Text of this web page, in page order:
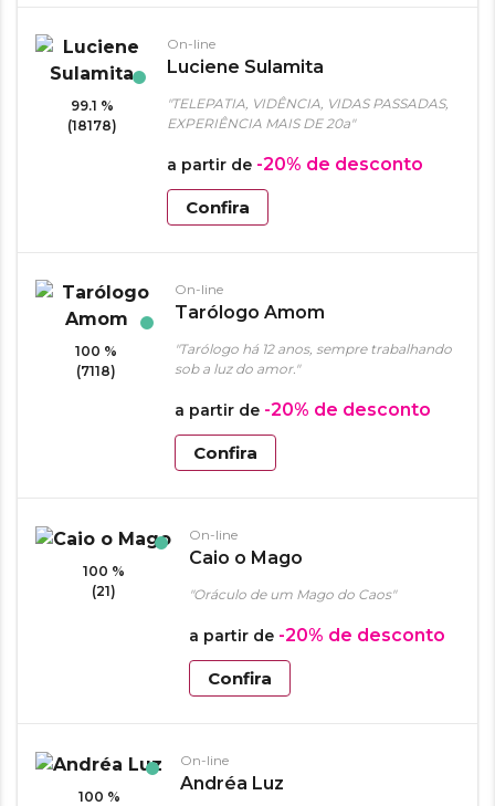
99.1 %
(18178)
On-line
Luciene Sulamita
"TELEPATIA, VIDÊNCIA, VIDAS PASSADAS,
EXPERIÊNCIA MAIS DE 20a"
a partir de -20% de desconto
Confira
100 %
(7118)
On-line
Tarólogo Amom
"Tarólogo há 12 anos, sempre trabalhando
sob a luz do amor."
a partir de -20% de desconto
Confira
100 %
(21)
On-line
Caio o Mago
"Oráculo de um Mago do Caos"
a partir de -20% de desconto
Confira
100 %
On-line
Andréa Luz